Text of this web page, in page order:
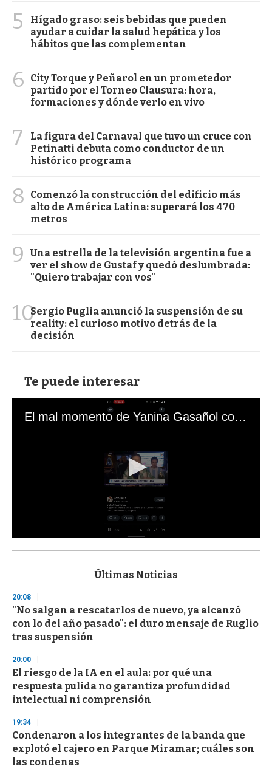
5
Hígado graso: seis bebidas que pueden
ayudar a cuidar la salud hepática y los
hábitos que las complementan
6
City Torque y Peñarol en un prometedor
partido por el Torneo Clausura: hora,
formaciones y dónde verlo en vivo
7
La figura del Carnaval que tuvo un cruce con
Petinatti debuta como conductor de un
histórico programa
8
Comenzó la construcción del edificio más
alto de América Latina: superará los 470
metros
9
Una estrella de la televisión argentina fue a
ver el show de Gustaf y quedó deslumbrada:
"Quiero trabajar con vos"
10Sergio Puglia anunció la suspensión de su
reality: el curioso motivo detrás de la
decisión
Te puede interesar
El mal momento de Yanina Gasañol con un hincha argentino en "Subrayado"
s
d
s
o
f
3
s
e
c
o
n
Últimas Noticias
20:08
"No salgan a rescatarlos de nuevo, ya alcanzó
con lo del año pasado": el duro mensaje de Ruglio
tras suspensión
20:00
El riesgo de la IA en el aula: por qué una
respuesta pulida no garantiza profundidad
intelectual ni comprensión
19:34
Condenaron a los integrantes de la banda que
explotó el cajero en Parque Miramar; cuáles son
las condenas